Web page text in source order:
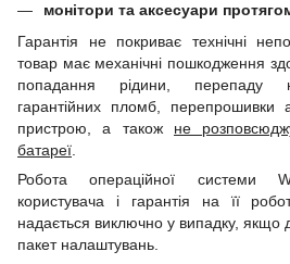
монітори та аксесуари
Гарантія не покриває технічні
товар має механічні пошкодження
попадання рідини, перепаду
гарантійних пломб, перепрошивки
пристрою, а також не
батареї
Робота операційної системи
користувача і гарантія на її
надається виключно у випадку, якщо
пакет налаштувань.